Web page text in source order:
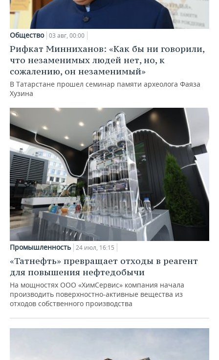
Общество 03 авг, 00:00
Рифкат Минниханов: «Как бы ни говорили,
что незаменимых людей нет, но, к
сожалению, он незаменимый»
В Татарстане прошел семинар памяти археолога Фаяза
Хузина
Промышленность 24 июл, 16:15
«Татнефть» превращает отходы в реагент
для повышения нефтедобычи
На мощностях ООО «ХимСервис» компания начала
производить поверхностно-активные вещества из
отходов собственного производства